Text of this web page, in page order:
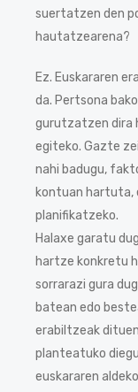
suertatzen den
hautatzearena?
Ez. Euskararen
da. Pertsona
gurutzatzen dira
egiteko. Gazte
nahi badugu,
kontuan hartuta,
planifikatzeko.
Halaxe garatu
hartze konkretu
sorrarazi gura
batean edo
erabiltzeak
planteatuko
euskararen